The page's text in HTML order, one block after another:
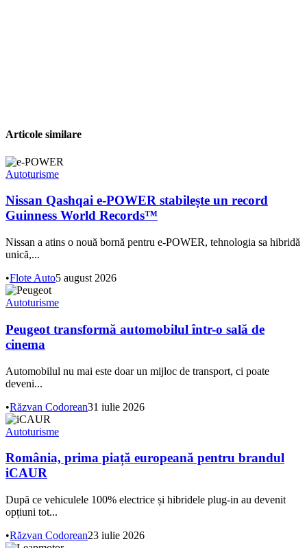
Articole similare
Autoturisme
Nissan Qashqai e-POWER stabilește un record
Guinness World Records™
Nissan a atins o nouă bornă pentru e-POWER, tehnologia sa hibridă
unică,...
•Flote Auto5 august 2026
Autoturisme
Peugeot transformă automobilul într-o sală de
cinema
Automobilul nu mai este doar un mijloc de transport, ci poate
deveni...
•Răzvan Codorean31 iulie 2026
Autoturisme
România, prima piață europeană pentru brandul
iCAUR
După ce vehiculele 100% electrice și hibridele plug-in au devenit
opțiuni tot...
•Răzvan Codorean23 iulie 2026